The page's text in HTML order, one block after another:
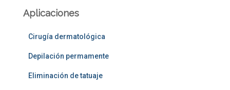
r
Aplicaciones
Cirugía dermatológica
Depilación permamente
Eliminación de tatuaje